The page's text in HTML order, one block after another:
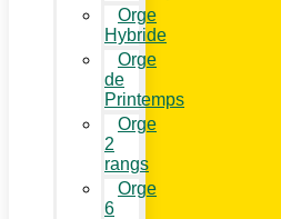
Orge
Hybride
Orge
de
Printemps
Orge
2
rangs
Orge
6